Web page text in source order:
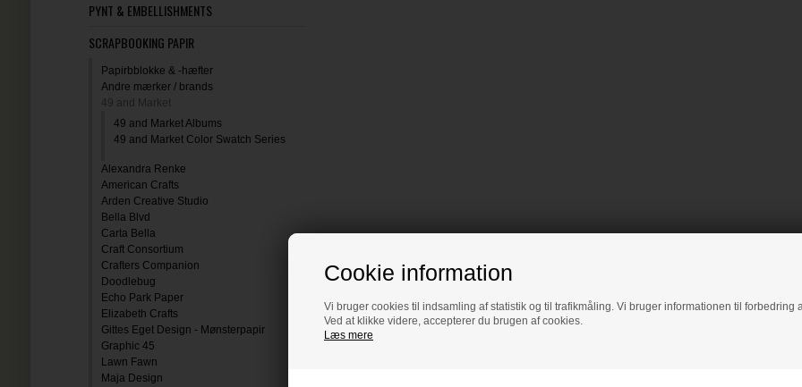
Cookie information
Vi bruger cookies til indsamling af statistik og til trafikmåling. Vi bruger informationen til forbedring
Ved at klikke videre, accepterer du brugen af cookies.
Læs mere
PYNT & EMBELLISHMENTS
SCRAPBOOKING PAPIR
Papirbblokke & -hæfter
Andre mærker / brands
49 and Market
49 and Market Albums
49 and Market Color Swatch Series
Alexandra Renke
American Crafts
Arden Creative Studio
Bella Blvd
Carta Bella
Craft Consortium
Crafters Companion
Doodlebug
Echo Park Paper
Elizabeth Crafts
Gittes Eget Design - Mønsterpapir
Graphic 45
Lawn Fawn
Maja Design